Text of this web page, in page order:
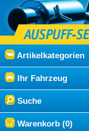
Artikelkategorien
Ihr Fahrzeug
Suche
Warenkorb (0)